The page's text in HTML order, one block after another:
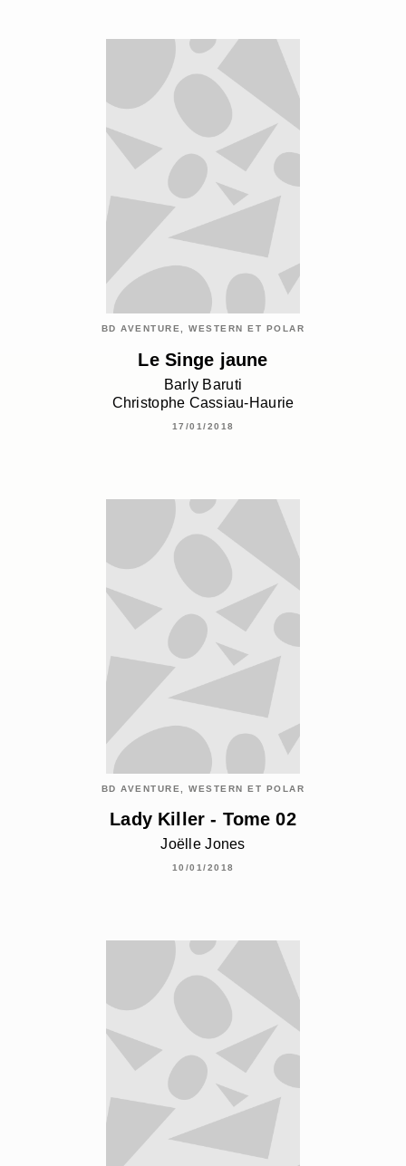
BD AVENTURE, WESTERN ET POLAR
Le Singe jaune
Barly Baruti
Christophe Cassiau-Haurie
17/01/2018
BD AVENTURE, WESTERN ET POLAR
Lady Killer - Tome 02
Joëlle Jones
10/01/2018